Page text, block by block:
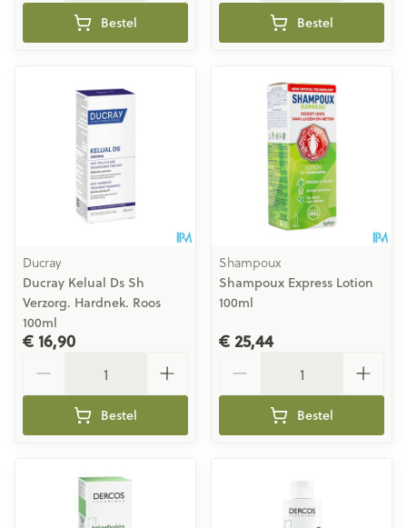
Bestel Bestel
Ducray
Ducray Kelual Ds Sh
Verzorg. Hardnek. Roos
100ml
€ 16,90
Bestel
Shampoux
Shampoux Express Lotion
100ml
€ 25,44
Bestel